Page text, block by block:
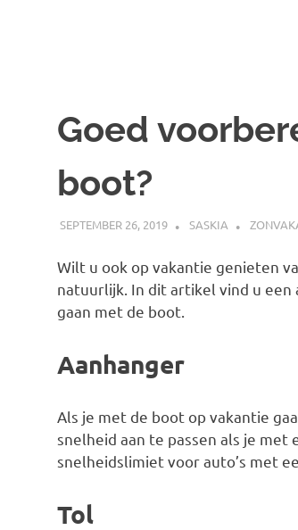
Goed
boot?
SEPTEMBER 26, 2019 SASKIA
Wilt u ook op vakantie genieten
natuurlijk. In dit artikel vind u een
gaan met de boot.
Aanhanger
Als je met de boot op vakantie
snelheid aan te passen als je
snelheidslimiet voor auto’s met
Tol